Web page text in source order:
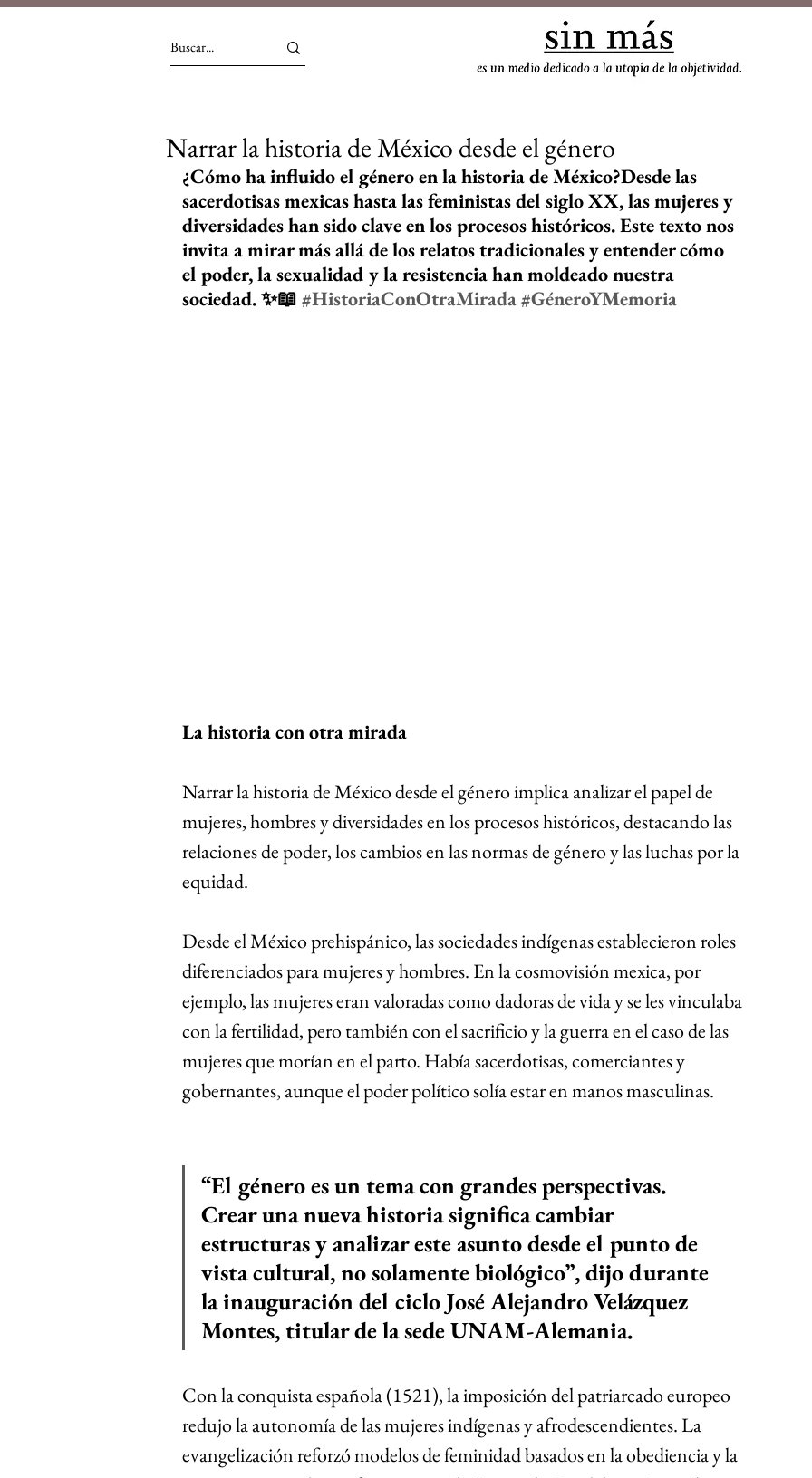
Narrar la historia de México desde el género
¿Cómo ha influido el género en la historia de México?Desde las
sacerdotisas mexicas hasta las feministas del siglo XX, las mujeres y
diversidades han sido clave en los procesos históricos. Este texto nos
invita a mirar más allá de los relatos tradicionales y entender cómo
el poder, la sexualidad y la resistencia han moldeado nuestra
sociedad. ✨📖 #HistoriaConOtraMirada#GéneroYMemoria
La historia con otra mirada
Narrar la historia de México desde el género implica analizar el papel de
mujeres, hombres y diversidades en los procesos históricos, destacando las
relaciones de poder, los cambios en las normas de género y las luchas por la
equidad.
Desde el México prehispánico, las sociedades indígenas establecieron roles
diferenciados para mujeres y hombres. En la cosmovisión mexica, por
ejemplo, las mujeres eran valoradas como dadoras de vida y se les vinculaba
con la fertilidad, pero también con el sacrificio y la guerra en el caso de las
mujeres que morían en el parto. Había sacerdotisas, comerciantes y
gobernantes, aunque el poder político solía estar en manos masculinas.
“El género es un tema con grandes perspectivas.
Crear una nueva historia significa cambiar
estructuras y analizar este asunto desde el punto de
vista cultural, no solamente biológico”, dijo durante
la inauguración del ciclo José Alejandro Velázquez
Montes, titular de la sede UNAM-Alemania.
Con la conquista española (1521), la imposición del patriarcado europeo
redujo la autonomía de las mujeres indígenas y afrodescendientes. La
evangelización reforzó modelos de feminidad basados en la obediencia y la